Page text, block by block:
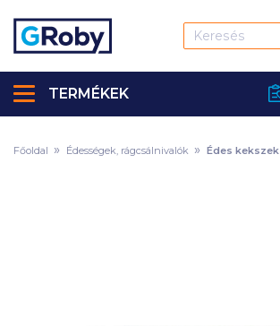
TERMÉKEK
Főoldal Édességek, rágcsálnivalók Édes kekszek